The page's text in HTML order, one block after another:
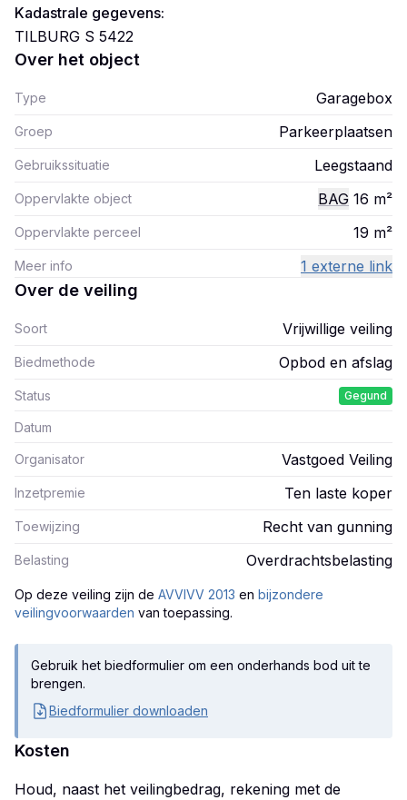
Kadastrale gegevens:
TILBURG S 5422
Over het object
Type Garagebox
Groep Parkeerplaatsen
Gebruikssituatie Leegstaand
Oppervlakte object BAG 16 m²
Oppervlakte perceel 19 m²
Meer info 1 externe link
Over de veiling
Soort Vrijwillige veiling
Biedmethode Opbod en afslag
Status Gegund
Datum
Organisator Vastgoed Veiling
Inzetpremie Ten laste koper
Toewijzing Recht van gunning
Belasting Overdrachtsbelasting
Op deze veiling zijn de AVVIVV 2013 en bijzondere
veilingvoorwaarden van toepassing.
Gebruik het biedformulier om een onderhands bod uit te
brengen.
Biedformulier downloaden
Kosten
Houd, naast het veilingbedrag, rekening met de